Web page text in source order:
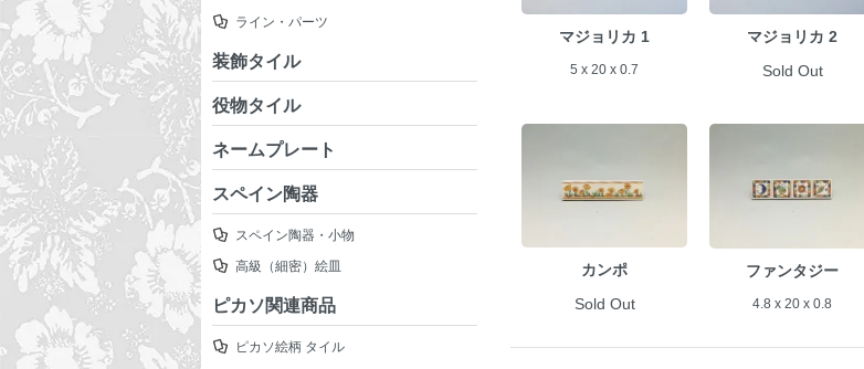
マジョリカ 1
5 x 20 x 0.7
マジョリカ 2
Sold Out
カンポ
Sold Out
ファンタジー
4.8 x 20 x 0.8
ライン・パーツ
装飾タイル
役物タイル
ネームプレート
スペイン陶器
スペイン陶器・小物
高級（細密）絵皿
ピカソ関連商品
ピカソ絵柄 タイル